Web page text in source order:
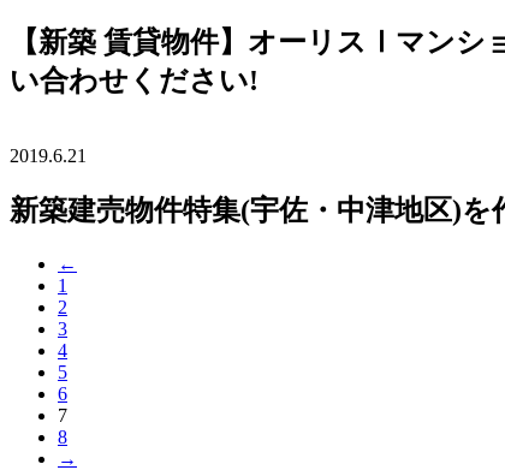
【新築 賃貸物件】オーリスⅠマン
い合わせください!
2019.6.21
新築建売物件特集(宇佐・中津地区)
←
1
2
3
4
5
6
7
8
→